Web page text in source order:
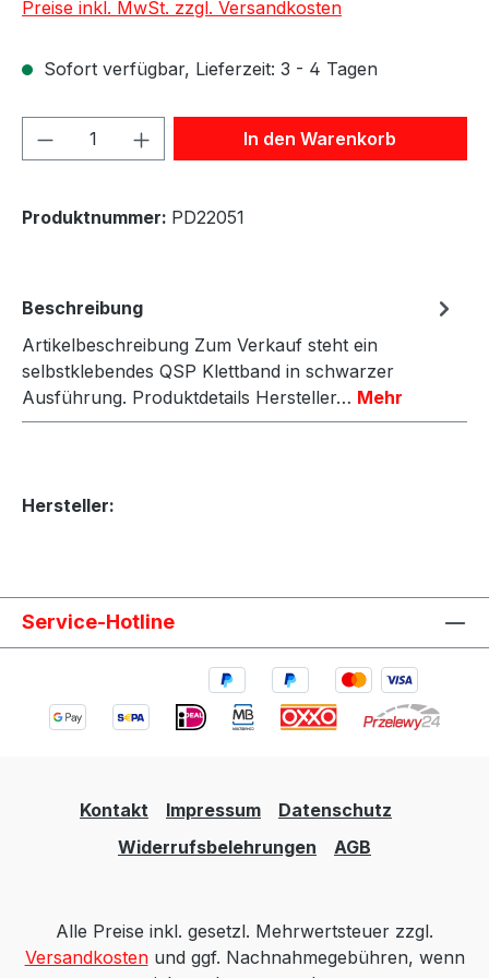
Preise inkl. MwSt. zzgl. Versandkosten
Sofort verfügbar, Lieferzeit: 3 - 4 Tagen
Produkt Anzahl: Gib denIn den Warenkorb
Produktnummer: PD22051
Beschreibung
Artikelbeschreibung Zum Verkauf steht ein
selbstklebendes QSP Klettband in schwarzer
Ausführung. Produktdetails Hersteller… Mehr
Hersteller:
Service-Hotline
Kontakt Impressum
Datenschutz
Widerrufsbelehrungen
AGB
Alle Preise inkl. gesetzl. Mehrwertsteuer zzgl.
Versandkostenund ggf. Nachnahmegebühren, wenn